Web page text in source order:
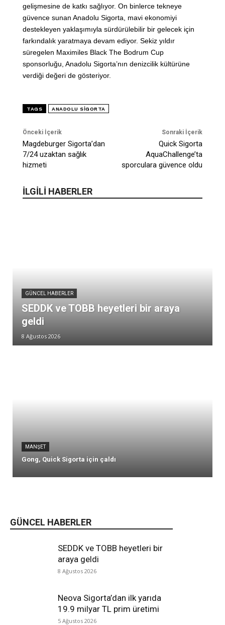
GÜNCEL HABERLER
SEDDK ve TOBB heyetleri bir
araya geldi
8 Ağustos 2026
Neova Sigorta’dan ilk yarıda
19.9 milyar TL prim üretimi
5 Ağustos 2026
gelişmesine de katkı sağlıyor. On binlerce tekneye
güvence sunan Anadolu Sigorta, mavi ekonomiyi
destekleyen yaklaşımıyla sürdürülebilir bir gelecek için
farkındalık yaratmaya devam ediyor. Sekiz yıldır
süregelen Maximiles Black The Bodrum Cup
sponsorluğu, Anadolu Sigorta’nın denizcilik kültürüne
verdiği değeri de gösteriyor.
TAGS ANADOLU SIGORTA
Önceki İçerik
Magdeburger Sigorta’dan
7/24 uzaktan sağlık
hizmeti
Sonraki İçerik
Quick Sigorta
AquaChallenge’ta
sporculara güvence oldu
İLGİLİ HABERLER
GÜNCEL HABERLER
SEDDK ve TOBB heyetleri bir araya
geldi
8 Ağustos 2026
MANŞET
Gong, Quick Sigorta için çaldı